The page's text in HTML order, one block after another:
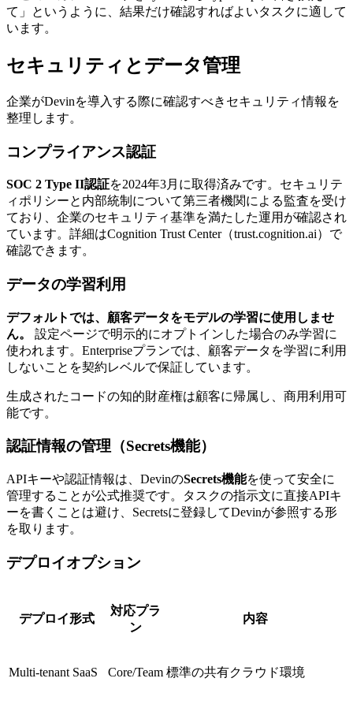
て」というように、結果だけ確認すればよいタスクに適して
います。
セキュリティとデータ管理
企業がDevinを導入する際に確認すべきセキュリティ情報を
整理します。
コンプライアンス認証
SOC 2 Type II認証を2024年3月に取得済みです。セキュリテ
ィポリシーと内部統制について第三者機関による監査を受け
ており、企業のセキュリティ基準を満たした運用が確認され
ています。詳細はCognition Trust Center（trust.cognition.ai）で
確認できます。
データの学習利用
デフォルトでは、顧客データをモデルの学習に使用しませ
ん。
設定ページで明示的にオプトインした場合のみ学習に
使われます。Enterpriseプランでは、顧客データを学習に利用
しないことを契約レベルで保証しています。
生成されたコードの知的財産権は顧客に帰属し、商用利用可
能です。
認証情報の管理（Secrets機能）
APIキーや認証情報は、DevinのSecrets機能を使って安全に
管理することが公式推奨です。タスクの指示文に直接APIキ
ーを書くことは避け、Secretsに登録してDevinが参照する形
を取ります。
デプロイオプション
デプロイ形式
対応プラ
ン
内容
Multi-tenant SaaS Core/Team 標準の共有クラウド環境